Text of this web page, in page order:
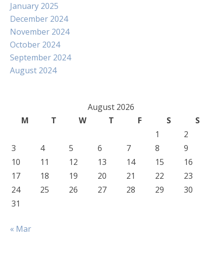
January 2025
December 2024
November 2024
October 2024
September 2024
August 2024
August 2026
M
T W T F S
S
1
2
3
4 5 6 7 8
9
10
11 12 13 14 15
16
17
18 19 20 21 22
23
24
25 26 27 28 29
30
31
« Mar